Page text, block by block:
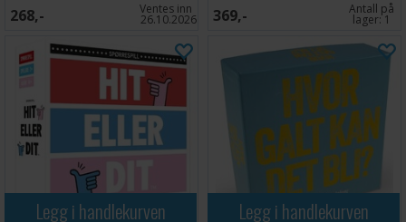
268,- Ventes inn
26.10.2026 369,- Antall på
lager:1
Legg i handlekurven Legg i handlekurven